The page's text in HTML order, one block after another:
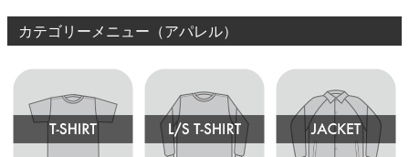
カテゴリーメニュー（アパレル）